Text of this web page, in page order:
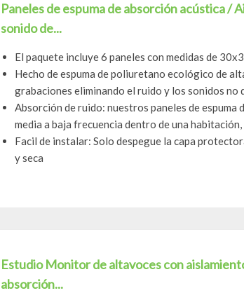
Paneles de espuma de absorción acústica /
sonido de...
El paquete incluye 6 paneles con medidas de
Hecho de espuma de poliuretano ecológico de
grabaciones eliminando el ruido y los sonidos no
Absorción de ruido: nuestros paneles de
media a baja frecuencia dentro de una habitación,
Facil de instalar: Solo despegue la capa
y seca
Estudio Monitor de altavoces con
absorción...